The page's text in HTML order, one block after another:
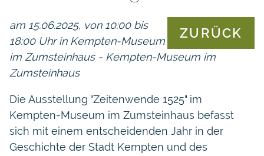
ZURÜCK
am 15.06.2025, von 10:00 bis
18:00 Uhr in Kempten-Museum
im Zumsteinhaus - Kempten-Museum im
Zumsteinhaus
Die Ausstellung "Zeitenwende 1525" im
Kempten-Museum im Zumsteinhaus befasst
sich mit einem entscheidenden Jahr in der
Geschichte der Stadt Kempten und des